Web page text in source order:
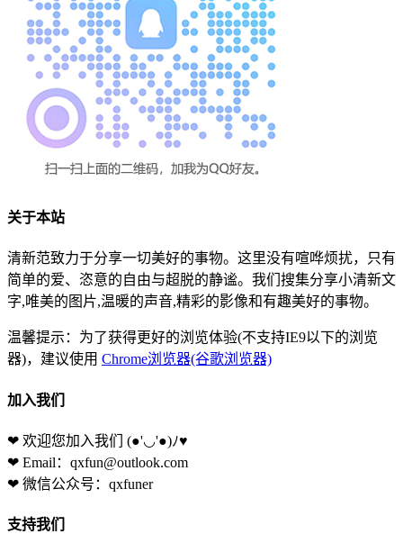
关于本站
清新范致力于分享一切美好的事物。这里没有喧哗烦扰，只有
简单的爱、恣意的自由与超脱的静谧。我们搜集分享小清新文
字,唯美的图片,温暖的声音,精彩的影像和有趣美好的事物。
温馨提示：为了获得更好的浏览体验(不支持IE9以下的浏览
器)，建议使用 Chrome浏览器(谷歌浏览器)
加入我们
❤ 欢迎您加入我们 (●'◡'●)ﾉ♥
❤ Email：qxfun@outlook.com
❤ 微信公众号：qxfuner
支持我们